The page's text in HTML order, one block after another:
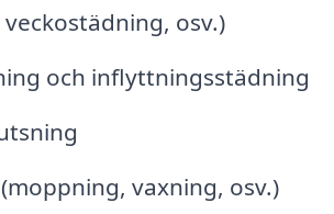
osv.)
och inflyttningsstädning
vaxning, osv.)